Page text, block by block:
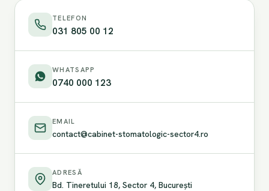
TELEFON
031 805 00 12
WHATSAPP
0740 000 123
EMAIL
contact@cabinet-stomatologic-sector4.ro
ADRESĂ
Bd. Tineretului 18, Sector 4, București